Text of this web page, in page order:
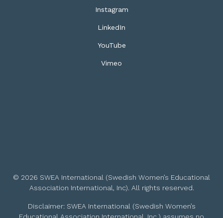
Instagram
LinkedIn
YouTube
Vimeo
© 2026 SWEA International (Swedish Women’s Educational
Association International, Inc). All rights reserved.
Disclaimer: SWEA International (Swedish Women’s